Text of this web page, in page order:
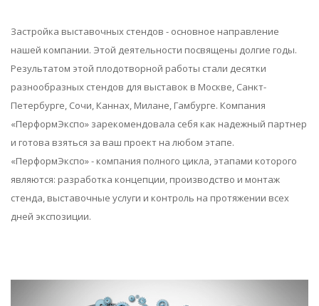
Застройка выставочных стендов - основное направление
нашей компании. Этой деятельности посвящены долгие годы.
Результатом этой плодотворной работы стали десятки
разнообразных стендов для выставок в Москве, Санкт-
Петербурге, Сочи, Каннах, Милане, Гамбурге. Компания
«ПерформЭкспо» зарекомендовала себя как надежный партнер
и готова взяться за ваш проект на любом этапе.
«ПерформЭкспо» - компания полного цикла, этапами которого
являются: разработка концепции, производство и монтаж
стенда, выставочные услуги и контроль на протяжении всех
дней экспозиции.